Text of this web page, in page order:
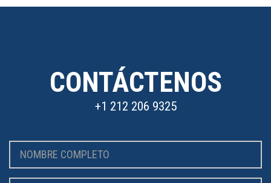
CONTÁCTENOS
+1 212 206 9325